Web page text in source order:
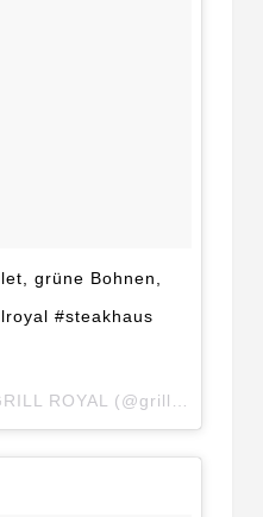
grüne Bohnen,
#steakhaus
Ein Beitrag geteilt von GRILL ROYAL (@grill_royal) am